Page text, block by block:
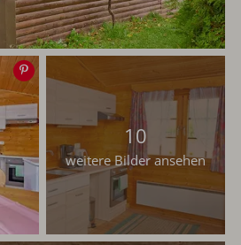
10
weitere Bilder ansehen